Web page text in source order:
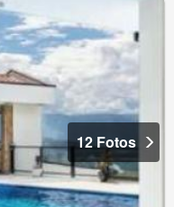
12 Fotos